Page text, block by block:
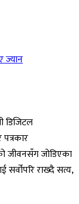
ज्यान
डिजिटल
जीवनसँग जोडिएका
राख्दै सत्य,